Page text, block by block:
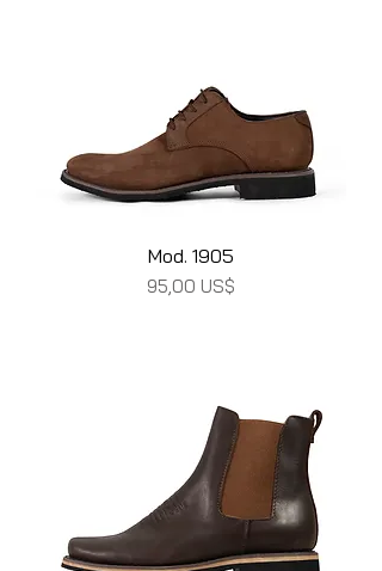
Mod. 1905
Precio
95,00 US$